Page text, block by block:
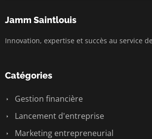
Jamm Saintlouis
Innovation, expertise et succès au service
Catégories
Gestion financière
Lancement d'entreprise
Marketing entrepreneurial